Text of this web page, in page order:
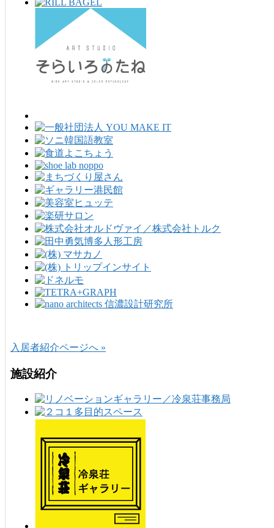
入居者紹介ページへ »
施設紹介